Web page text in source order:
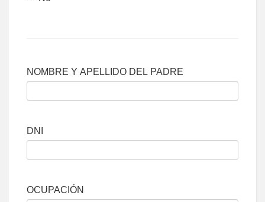
NOMBRE Y APELLIDO DEL PADRE
DNI
OCUPACIÓN